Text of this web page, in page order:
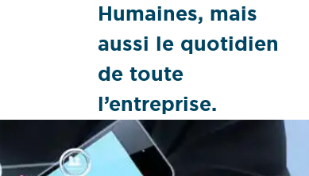
Humaines, mais
aussi le quotidien
de toute
l’entreprise.